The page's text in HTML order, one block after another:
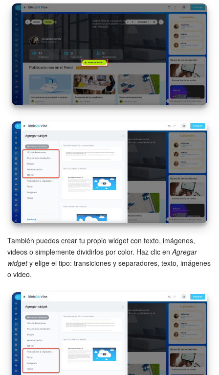
También puedes crear tu propio widget con texto, imágenes,
videos o simplemente dividirlos por color. Haz clic en Agregar
widgety elige el tipo: transiciones y separadores, texto, imágenes
o video.